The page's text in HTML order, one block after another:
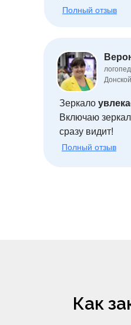
Зеркало
Включаю
сразу видит!
Донской
Полный отзыв
Полный отзыв
Как